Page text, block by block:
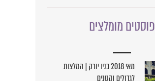
פוסטים מומלצים
מאי 2018 בניו יורק | המלצות
לגדולים וקטנים